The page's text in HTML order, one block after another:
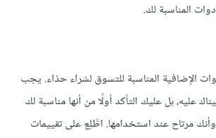
المناسبة لك.
الإضافية المناسبة للتسوق لشراء حذاء. يجب
عليه، بل عليك التأكد أولًا من أنها مناسبة لك
وأنك مرتاح عند استخدامها. اطَّلِع على تقييمات